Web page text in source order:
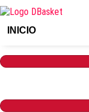
INICIO